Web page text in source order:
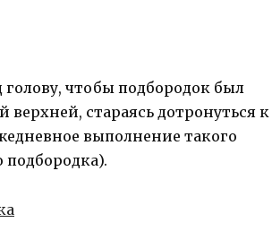
чтобы подбородок был
стараясь дотронуться к
выполнение такого
подбородка).